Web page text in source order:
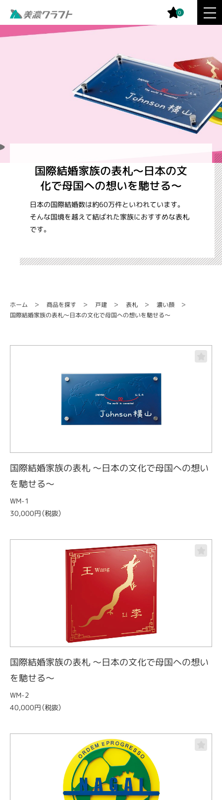
0
国際結婚家族の表札～日本の文
化で母国への想いを馳せる～
日本の国際結婚数は約60万件といわれています。
そんな国境を越えて結ばれた家族におすすめな表札
です。
ホーム 商品を探す 戸建 表札 濃い顔
国際結婚家族の表札～日本の文化で母国への想いを馳せる～
国際結婚家族の表札 ～日本の文化で母国への想い
を馳せる～
WM-1
30,000円（税抜）
国際結婚家族の表札 ～日本の文化で母国への想い
を馳せる～
WM-2
40,000円（税抜）